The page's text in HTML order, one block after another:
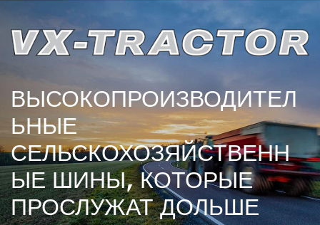
ВЫСОКОПРОИЗВОДИТЕЛ
ЬНЫЕ
СЕЛЬСКОХОЗЯЙСТВЕНН
ЫЕ ШИНЫ, КОТОРЫЕ
ПРОСЛУЖАТ ДОЛЬШЕ